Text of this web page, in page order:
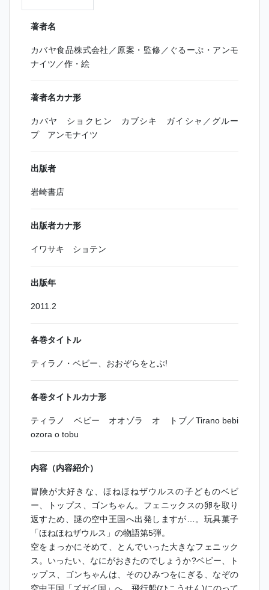
著者名
カバヤ食品株式会社／原案・監修／ぐるーぷ・アンモ
ナイツ／作・絵
著者名カナ形
カバヤ ショクヒン カブシキ ガイシャ／グルー
プ アンモナイツ
出版者
岩崎書店
出版者カナ形
イワサキ ショテン
出版年
2011.2
各巻タイトル
ティラノ・ベビー、おおぞらをとぶ!
各巻タイトルカナ形
ティラノ ベビー オオゾラ オ トブ／Tirano bebi
ozora o tobu
内容（内容紹介）
冒険が大好きな、ほねほねザウルスの子どものベビ
ー、トップス、ゴンちゃん。フェニックスの卵を取り
返すため、謎の空中王国へ出発しますが…。玩具菓子
「ほねほねザウルス」の物語第5弾。
空をまっかにそめて、とんでいった大きなフェニック
ス。いったい、なにがおきたのでしょうか?ベビー、ト
ップス、ゴンちゃんは、そのひみつをにぎる、なぞの